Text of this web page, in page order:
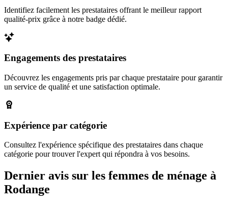
Identifiez facilement les prestataires offrant le meilleur rapport
qualité-prix grâce à notre badge dédié.
Engagements des prestataires
Découvrez les engagements pris par chaque prestataire pour garantir
un service de qualité et une satisfaction optimale.
Expérience par catégorie
Consultez l'expérience spécifique des prestataires dans chaque
catégorie pour trouver l'expert qui répondra à vos besoins.
Dernier avis sur les femmes de ménage à
Rodange